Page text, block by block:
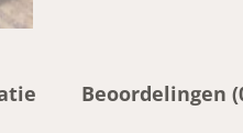
k
Beoordelingen